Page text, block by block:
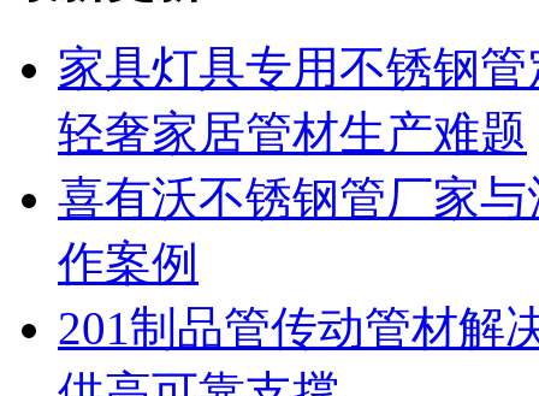
家具灯具专用不锈钢
轻奢家居管材生产难题
喜有沃不锈钢管厂家
作案例
201制品管传动管材解